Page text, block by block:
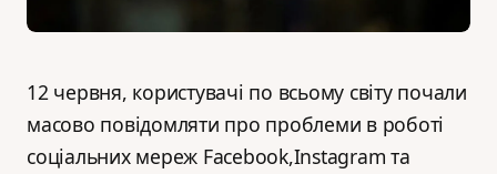
12 червня, користувачі по всьому світу почали
масово повідомляти про проблеми в роботі
соціальних мереж Facebook,Instagram та